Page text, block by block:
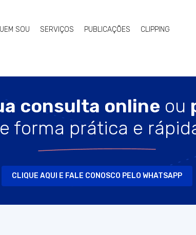
SOU SERVIÇOS PUBLICAÇÕES CLIPPING
consulta online ou
forma prática e
CLIQUE AQUI E FALE CONOSCO PELO WHATSAPP